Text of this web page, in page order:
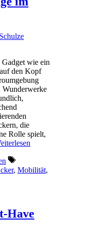
Gadget wie ein
den Kopf
Wunderwerke
die
Rolle spielt,
Schlagwörter
, Mobilität,
Have